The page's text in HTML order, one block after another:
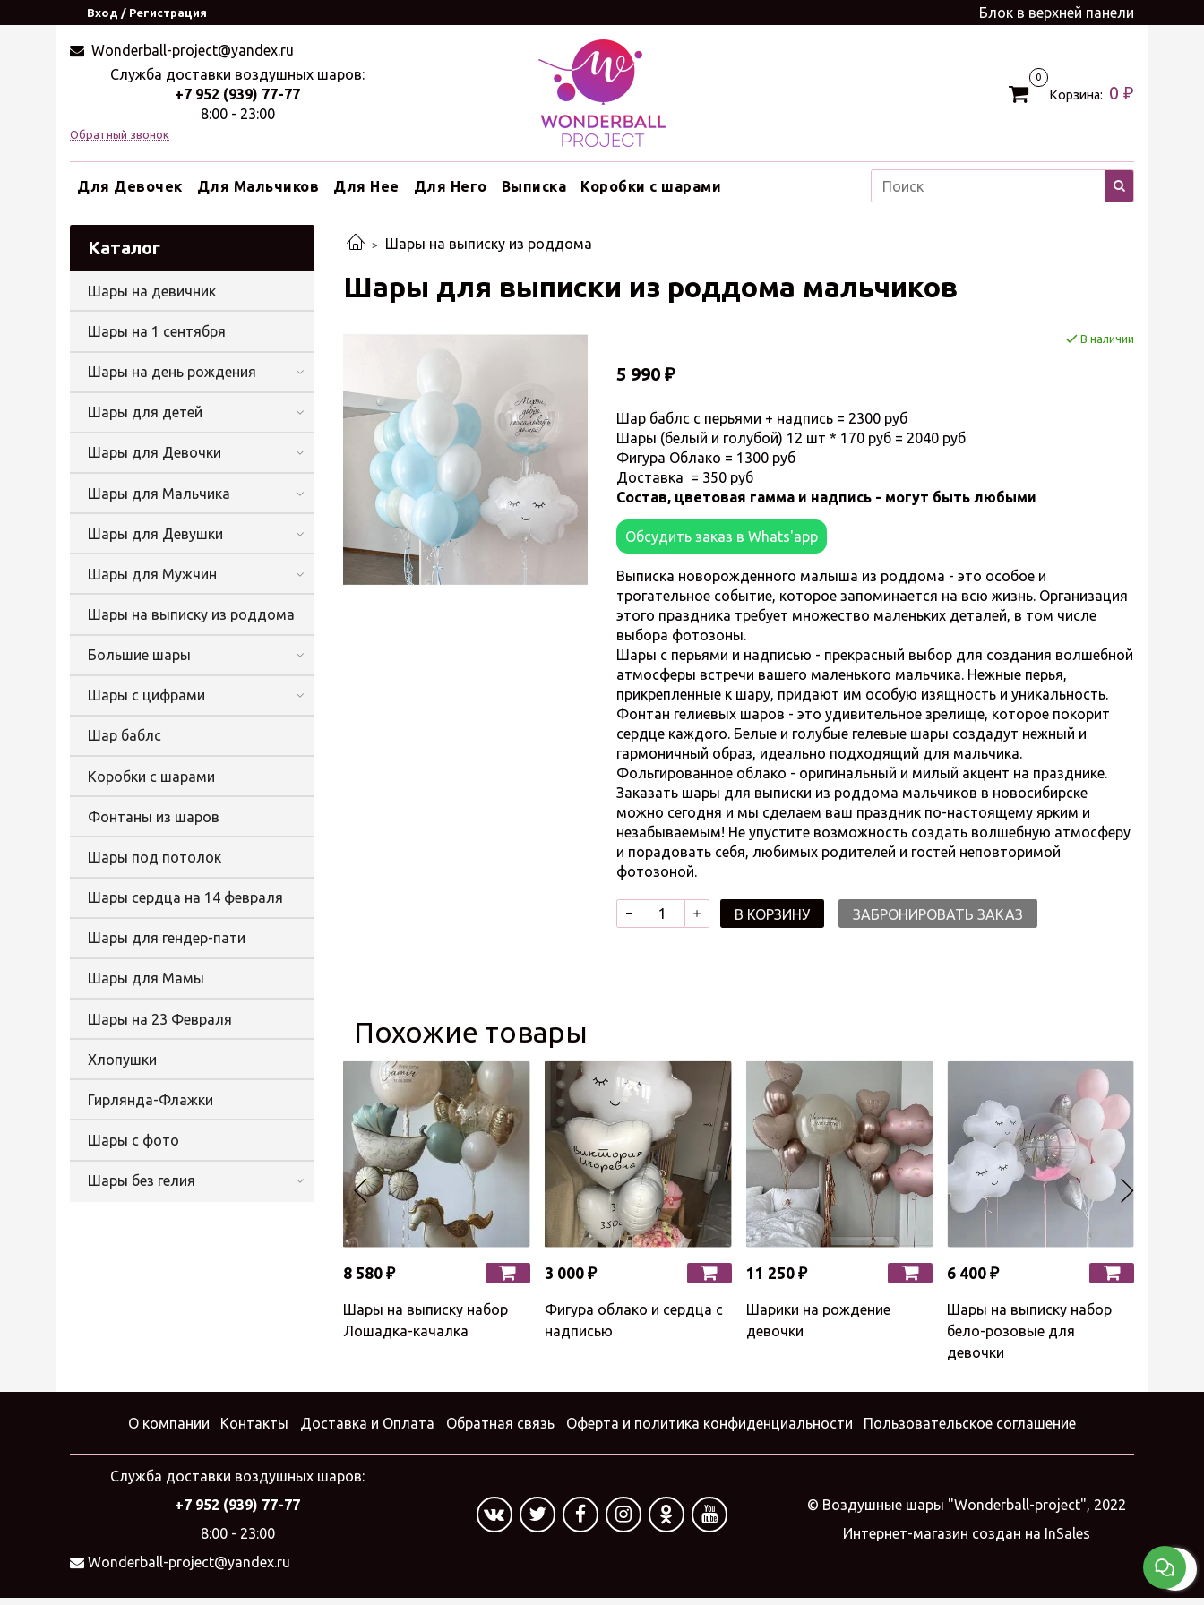
Вход / Регистрация Блок в верхней панели
Wonderball-project@yandex.ru
Служба доставки воздушных шаров:
+7 952 (939) 77-77
8:00 - 23:00
Обратный звонок
0
Корзина: 0 ₽
Для Девочек Для Мальчиков Для Нее Для Него Выписка Коробки с шарами
Шары на выписку из роддома
Шары для выписки из роддома мальчиков
В наличии
5 990 ₽
Шар баблс с перьями + надпись = 2300 руб
Шары (белый и голубой) 12 шт * 170 руб = 2040 руб
Фигура Облако = 1300 руб
Доставка = 350 руб
Состав, цветовая гамма и надпись - могут быть любыми
Обсудить заказ в Whats'app
Выписка новорожденного малыша из роддома - это особое и
трогательное событие, которое запоминается на всю жизнь. Организация
этого праздника требует множество маленьких деталей, в том числе
выбора фотозоны.
Шары с перьями и надписью - прекрасный выбор для создания волшебной
атмосферы встречи вашего маленького мальчика. Нежные перья,
прикрепленные к шару, придают им особую изящность и уникальность.
Фонтан гелиевых шаров - это удивительное зрелище, которое покорит
сердце каждого. Белые и голубые гелевые шары создадут нежный и
гармоничный образ, идеально подходящий для мальчика.
Фольгированное облако - оригинальный и милый акцент на празднике.
Заказать шары для выписки из роддома мальчиков в новосибирске
можно сегодня и мы сделаем ваш праздник по-настоящему ярким и
незабываемым! Не упустите возможность создать волшебную атмосферу
и порадовать себя, любимых родителей и гостей неповторимой
фотозоной.
В КОРЗИНУ ЗАБРОНИРОВАТЬ ЗАКАЗ
Похожие товары
8 580 ₽
Шары на выписку набор
Лошадка-качалка
3 000 ₽
Фигура облако и сердца с
надписью
11 250 ₽
Шарики на рождение
девочки
6 400 ₽
Шары на выписку набор
бело-розовые для
девочки
Каталог
Шары на девичник
Шары на 1 сентября
Шары на день рождения
Шары для детей
Шары для Девочки
Шары для Мальчика
Шары для Девушки
Шары для Мужчин
Шары на выписку из роддома
Большие шары
Шары с цифрами
Шар баблс
Коробки с шарами
Фонтаны из шаров
Шары под потолок
Шары сердца на 14 февраля
Шары для гендер-пати
Шары для Мамы
Шары на 23 Февраля
Хлопушки
Гирлянда-Флажки
Шары с фото
Шары без гелия
О компании Контакты Доставка и Оплата Обратная связь Оферта и политика конфиденциальности Пользовательское соглашение
Служба доставки воздушных шаров:
+7 952 (939) 77-77
8:00 - 23:00
Wonderball-project@yandex.ru
© Воздушные шары "Wonderball-project", 2022
Интернет-магазин создан на InSales